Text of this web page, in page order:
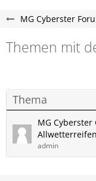
MG Cyberster
Themen mit
Thema
MG Cyberster
admin